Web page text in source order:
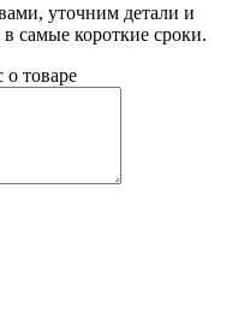
уточним детали и
самые короткие сроки.
товаре